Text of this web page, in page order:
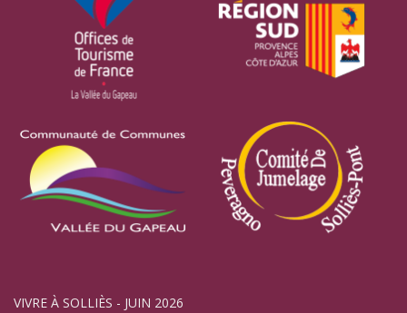
VIVRE À SOLLIÈS - JUIN 2026